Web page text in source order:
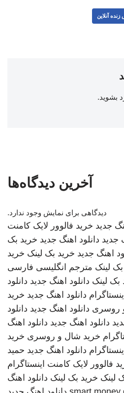
آنلاین
بشوید.
آخرین دیدگاه‌ها
دیدگاهی برای نمایش وجود ندارد.
جدید خرید فالوور لایک کامنت
جدید دانلود اهنگ جدید خرید بک
اهنگ جدید خرید بک لینک خرید
لینک مترجم انگلیسی فارسی
بک لینک دانلود اهنگ جدید دانلود
دانلود اهنگ جدید خرید
روسری دانلود اهنگ جدید دانلود
دانلود اهنگ جدید دانلود اهنگ
خرید شال و روسری خرید
دانلود اهنگ جدید حمید
فالوور لایک کامنت اینستاگرام
لینک خرید بک لینک دانلود اهنگ